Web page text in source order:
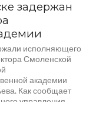
задержан
исполняющего
Смоленской
академии
Как сообщает
управления